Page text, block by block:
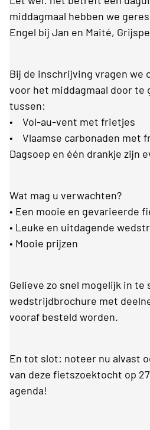
middagmaal hebben we
Engel bij Jan en Maité,
Bij de inschrijving vragen we
voor het middagmaal door te
tussen:
• Vol-au-vent met frietjes
• Vlaamse carbonaden met
Dagsoep en één drankje zijn
Wat mag u verwachten?
• Een mooie en gevarieerde
• Leuke en uitdagende
• Mooie prijzen
Gelieve zo snel mogelijk in te
wedstrijdbrochure met
vooraf besteld worden.
En tot slot: noteer nu alvast
van deze fietszoektocht op
agenda!